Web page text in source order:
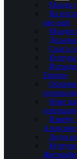
Млади
На
ове оазе
Снага
Европе
Нове
Између
Људи
Житорађе